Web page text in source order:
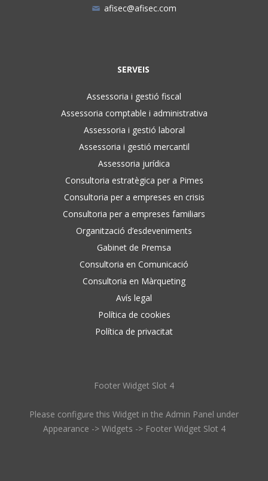
afisec@afisec.com
SERVEIS
Assessoria i gestió fiscal
Assessoria comptable i administrativa
Assessoria i gestió laboral
Assessoria i gestió mercantil
Assessoria jurídica
Consultoria estratègica per a Pimes
Consultoria per a empreses en crisis
Consultoria per a empreses familiars
Organització d’esdeveniments
Gabinet de Premsa
Consultoria en Comunicació
Consultoria en Màrqueting
Avís legal
Política de cookies
Política de privacitat
Footer Widget Slot 4
Please configure this Widget in the Admin Panel under
Appearance -> Widgets -> Footer Widget Slot 4